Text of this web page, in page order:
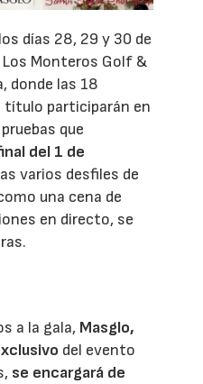
días 28, 29 y 30 de
Monteros Golf &
donde las 18
título participarán en
que
del 1 de
varios desfiles de
una cena de
en directo, se
a la gala, Masglo,
del evento
se encargará de